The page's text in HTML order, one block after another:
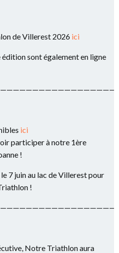
de Villerest 2026 ici
sont également en ligne
ici
participer à notre 1ère
!
7 juin au lac de Villerest pour
!
Notre Triathlon aura